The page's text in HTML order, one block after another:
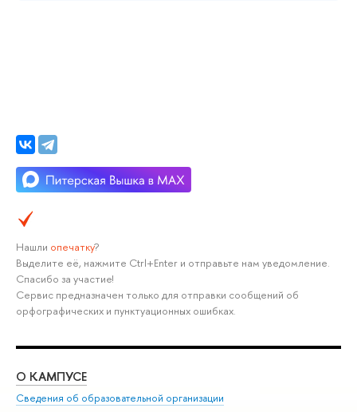
Нашли опечатку?
Выделите её, нажмите Ctrl+Enter и отправьте нам уведомление.
Спасибо за участие!
Сервис предназначен только для отправки сообщений об
орфографических и пунктуационных ошибках.
О КАМПУСЕ
Сведения об образовательной организации